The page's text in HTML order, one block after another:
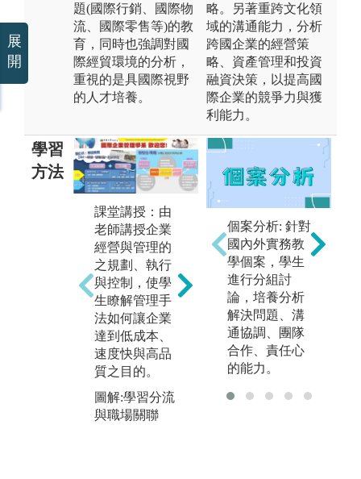
題(國際行銷、國際物
流、國際零售等)的教
育，同時也強調對國
際經貿環境的分析，
重視的是具國際視野
的人才培養。
略。另著重跨文化領
域的溝通能力，分析
跨國企業的經營策
略、資產管理和投資
融資決策，以提高國
際企業的競爭力與獲
利能力。
學習
方法
課堂講授：由
老師講授企業
經營與管理的
之規劃、執行
與控制，使學
生瞭解管理手
法如何讓企業
達到低成本、
速度快與高品
質之目的。
圖解:學習分流
與職場關聯
團隊學習：藉
由課程規劃，
例如：海外研
習、管理課
個案分析: 針對
國內外實務教
學個案，學生
進行分組討
論，培養分析
解決問題、溝
通協調、團隊
合作、責任心
的能力。
展
開